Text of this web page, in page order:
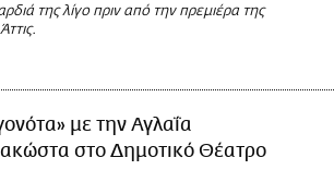
της λίγο πριν από την πρεμιέρα της
με την Αγλαΐα
στο Δημοτικό Θέατρο